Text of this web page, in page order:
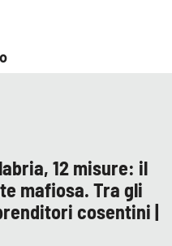
12 misure: il
mafiosa. Tra gli
cosentini |